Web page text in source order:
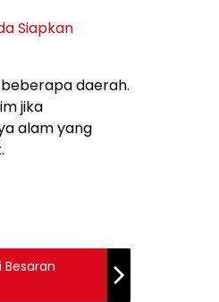
Siapkan
daerah.
jika
alam yang
Besaran